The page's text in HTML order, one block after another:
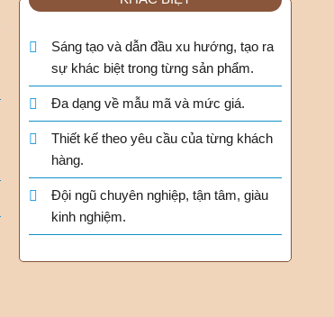
Sáng tạo và dẫn đầu xu hướng, tạo ra
sự khác biệt trong từng sản phẩm.
Đa dạng về mẫu mã và mức giá.
Thiết kế theo yêu cầu của từng khách
hàng.
Đội ngũ chuyên nghiệp, tận tâm, giàu
kinh nghiệm.